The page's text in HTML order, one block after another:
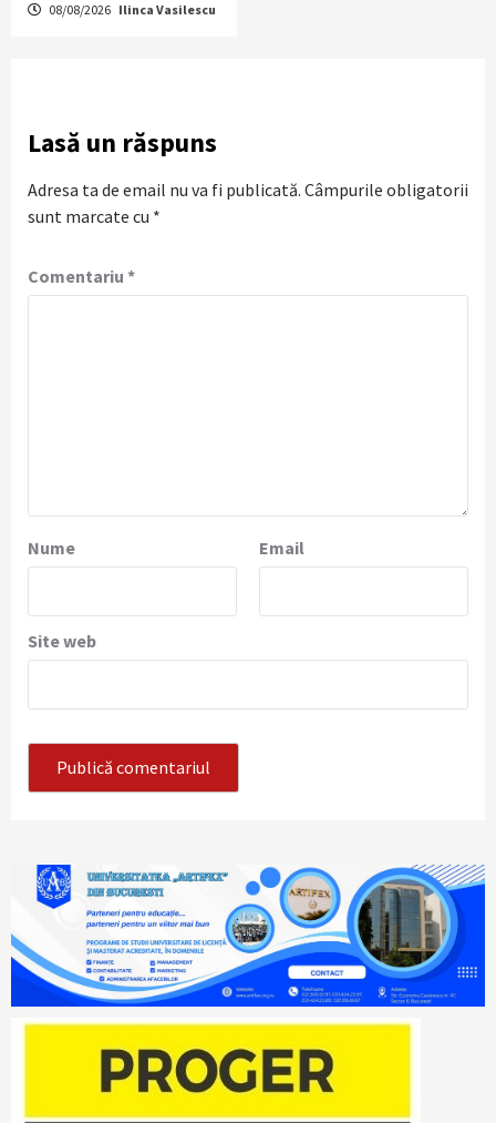
08/08/2026 Ilinca Vasilescu
Lasă un răspuns
Adresa ta de email nu va fi publicată. Câmpurile obligatorii
sunt marcate cu *
Comentariu *
Nume Email
Site web